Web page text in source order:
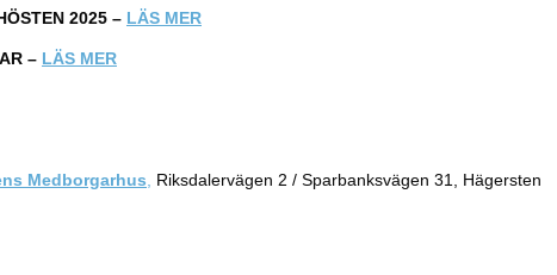
2025 – LÄS MER
– LÄS MER
Medborgarhus Riksdalervägen 2 / Sparbanksvägen 31, Hägersten